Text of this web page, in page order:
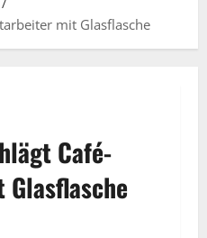
mit Glasflasche
Café-